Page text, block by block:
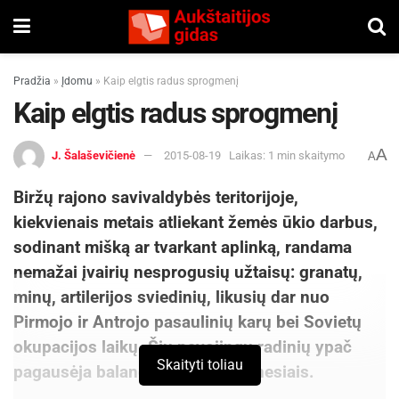
Pradžia » Įdomu » Kaip elgtis radus sprogmenį
Kaip elgtis radus sprogmenį
J. Šalaševičienė 2015-08-19 Laikas: 1 min skaitymo AA
Biržų rajono savivaldybės teritorijoje,
kiekvienais metais atliekant žemės ūkio darbus,
sodinant mišką ar tvarkant aplinką, randama
nemažai įvairių nesprogusių užtaisų: granatų,
minų, artilerijos sviedinių, likusių dar nuo
Pirmojo ir Antrojo pasaulinių karų bei Sovietų
okupacijos laikų. Šių pavojingų radinių ypač
pagausėja balandžio−spalio mėnesiais.
Skaityti toliau